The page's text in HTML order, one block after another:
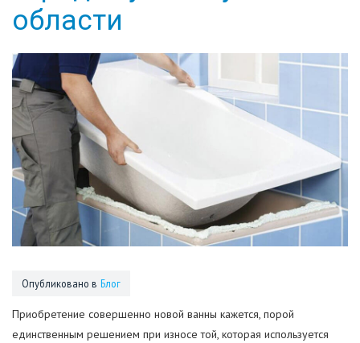
области
Опубликовано в Блог
Приобретение совершенно новой ванны кажется, порой
единственным решением при износе той, которая используется